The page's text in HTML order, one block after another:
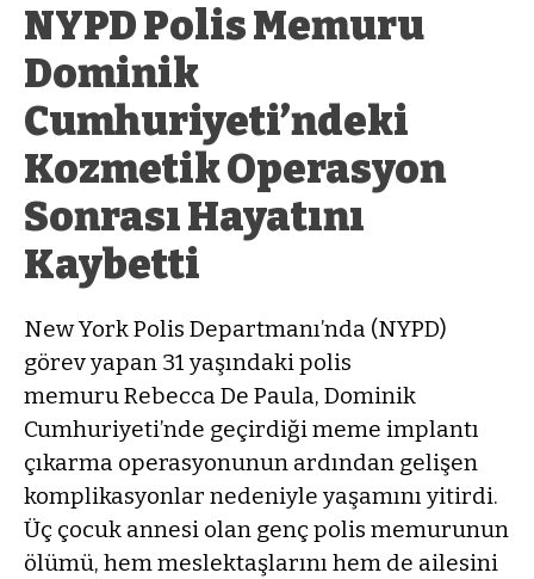
NYPD Polis Memuru
Dominik
Cumhuriyeti’ndeki
Kozmetik Operasyon
Sonrası Hayatını
Kaybetti
New York Polis Departmanı’nda (NYPD)
görev yapan 31 yaşındaki polis
memuru Rebecca De Paula, Dominik
Cumhuriyeti’nde geçirdiği meme implantı
çıkarma operasyonunun ardından gelişen
komplikasyonlar nedeniyle yaşamını yitirdi.
Üç çocuk annesi olan genç polis memurunun
ölümü, hem meslektaşlarını hem de ailesini